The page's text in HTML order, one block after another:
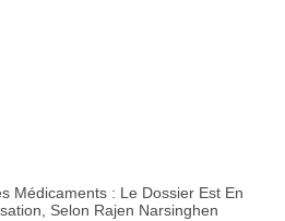
Médicaments : Le Dossier Est En
Selon Rajen Narsinghen